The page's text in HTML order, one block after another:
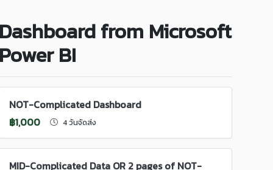
from Microsoft
BI
NOT-Complicated Dashboard
฿1,000
4 วันจัดส่ง
MID-Complicated Data OR 2 pages of NOT-